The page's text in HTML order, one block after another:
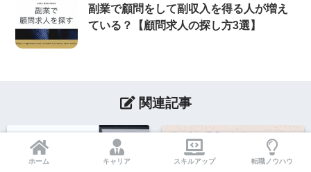
副業で顧問をして副収入を得る人が増え
ている？【顧問求人の探し方3選】
関連記事
ホーム キャリア スキルアップ 転職ノウハウ